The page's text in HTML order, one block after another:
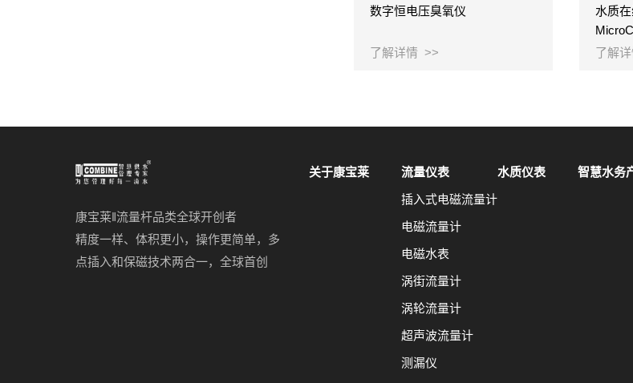
数字恒电压臭氧仪
了解详情 >>
水质
了解
康宝莱‖流量杆品类全球开创者
精度一样、体积更小，操作更简单，多
点插入和保磁技术两合一，全球首创
关于康宝莱
流量仪表
插入式电磁流量计
电磁流量计
电磁水表
涡街流量计
涡轮流量计
超声波流量计
测漏仪
水质仪表 智慧水务